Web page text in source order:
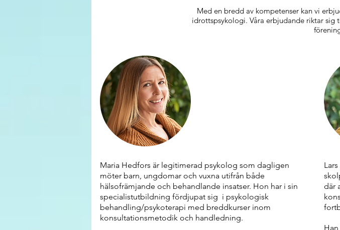
Med en bredd av kompetenser kan vi
idrottspsykologi. Våra erbjudande riktar
Maria Hedfors är legitimerad psykolog som dagligen
möter barn, ungdomar och vuxna utifrån både
hälsofrämjande och behandlande insatser. Hon har i sin
specialistutbildning fördjupat sig i psykologisk
behandling/psykoterapi med breddkurser inom
konsultationsmetodik och handledning.
där